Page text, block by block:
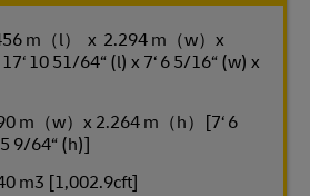
m（l） x 2.294 m（w）x
10 51/64“ (l) x 7‘ 6 5/16“ (w) x
m（w）x 2.264 m（h）[7‘ 6
9/64“ (h)]
m3 [1,002.9cft]